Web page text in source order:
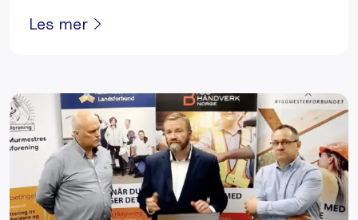
Les mer